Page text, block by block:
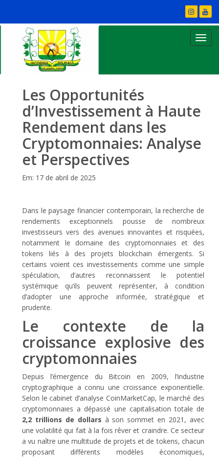
Les Opportunités
d’Investissement à Haute
Rendement dans les
Cryptomonnaies: Analyse
et Perspectives
Em: 17 de abril de 2025
Dans le paysage financier contemporain, la recherche de
rendements exceptionnels pousse de nombreux
investisseurs vers des avenues innovantes et risquées,
notamment le domaine des cryptomonnaies et des
tokens liés à des projets blockchain émergents. Si
certains voient ces investissements comme une simple
spéculation, d’autres reconnaissent le potentiel
systémique qu’ils peuvent représenter, à condition
d’adopter une approche informée, stratégique et
prudente.
Le contexte de la
croissance explosive des
cryptomonnaies
Depuis l’émergence du Bitcoin en 2009, l’industrie
cryptographique a connu une croissance exponentielle.
Selon le cabinet d’analyse CoinMarketCap, le marché des
cryptomonnaies a dépassé une capitalisation totale de
2,2 trillions de dollars à son sommet en 2021, avec
une volatilité qui fait à la fois rêver et craindre. Ce secteur
a vu naître une multitude de projets et de tokens, chacun
proposant différents modèles économiques,